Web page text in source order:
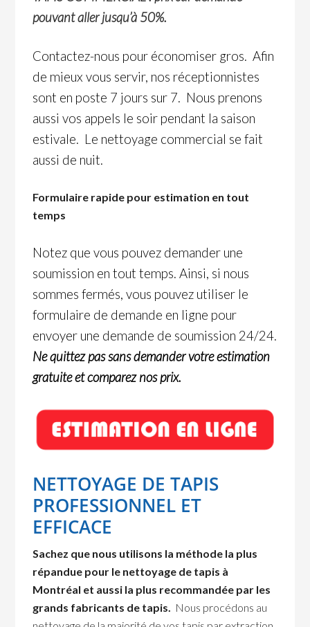
pouvant aller jusqu’à 50%.
Contactez-nous pour économiser gros. Afin
de mieux vous servir, nos réceptionnistes
sont en poste 7 jours sur 7. Nous prenons
aussi vos appels le soir pendant la saison
estivale. Le nettoyage commercial se fait
aussi de nuit.
Formulaire rapide pour estimation en tout
temps
Notez que vous pouvez demander une
soumission en tout temps. Ainsi, si nous
sommes fermés, vous pouvez utiliser le
formulaire de demande en ligne pour
envoyer une demande de soumission 24/24.
Ne quittez pas sans demander votre estimation
gratuite et comparez nos prix.
NETTOYAGE DE TAPIS
PROFESSIONNEL ET
EFFICACE
Sachez que nous utilisons la méthode la plus
répandue pour le nettoyage de tapis à
Montréal et aussi la plus recommandée par les
grands fabricants de tapis. Nous procédons au